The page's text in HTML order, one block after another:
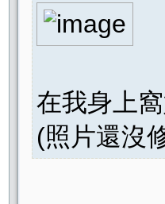
在我身上
(照片還沒